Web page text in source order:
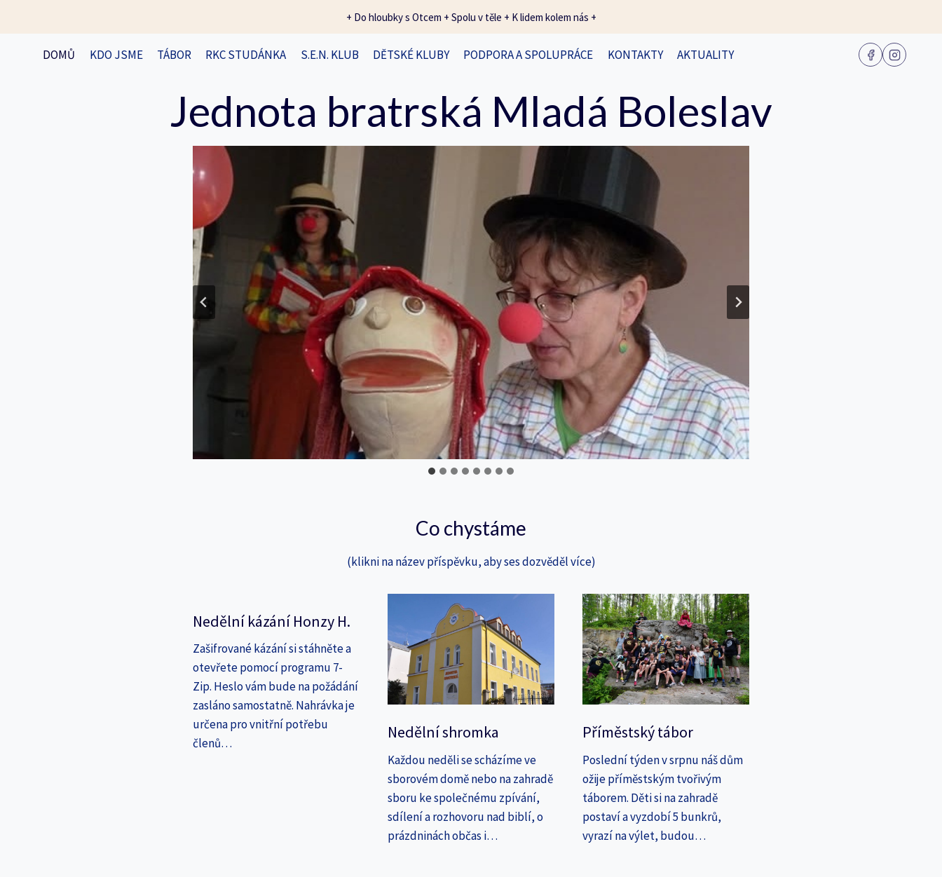
+ Do hloubky s Otcem + Spolu v těle + K lidem kolem nás +
DOMŮ KDO JSME TÁBOR RKC STUDÁNKA S.E.N. KLUB DĚTSKÉ KLUBY PODPORA A SPOLUPRÁCE KONTAKTY AKTUALITY
Jednota bratrská Mladá Boleslav
Co chystáme
(klikni na název příspěvku, aby ses dozvěděl více)
Nedělní kázání Honzy H.
Zašifrované kázání si stáhněte a
otevřete pomocí programu 7-
Zip. Heslo vám bude na požádání
zasláno samostatně. Nahrávka je
určena pro vnitřní potřebu
členů…
Nedělní shromka
Každou neděli se scházíme ve
sborovém domě nebo na zahradě
sboru ke společnému zpívání,
sdílení a rozhovoru nad biblí, o
prázdninách občas i…
Příměstský tábor
Poslední týden v srpnu náš dům
ožije příměstským tvořivým
táborem. Děti si na zahradě
postaví a vyzdobí 5 bunkrů,
vyrazí na výlet, budou…